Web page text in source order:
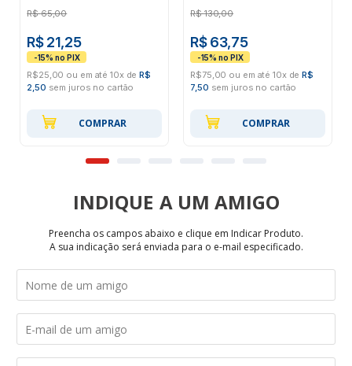
R$ 65,00
R$ 21,25
R$25,00 ou em até 10x deR$
2,50 sem juros no cartão
COMPRAR
R$ 130,00
R$ 63,75
R$75,00 ou em até 10x deR$
7,50 sem juros no cartão
COMPRAR
INDIQUE
Preencha os campos abaixo e clique em Indicar Produto.
A sua indicação será enviada para o e-mail especificado.